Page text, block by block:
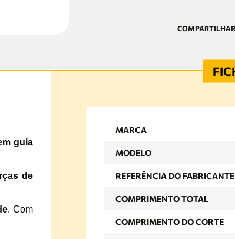
guia
de
. Com
MARCA
MODELO
REFERÊNCIA DO FABRICANTE
COMPRIMENTO TOTAL
COMPRIMENTO DO CORTE